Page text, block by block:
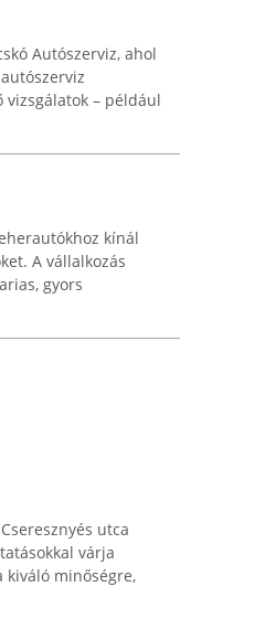
Autószerviz, ahol
vizsgálatok – például
kínál
A vállalkozás
gyors
utca
várja
minőségre,